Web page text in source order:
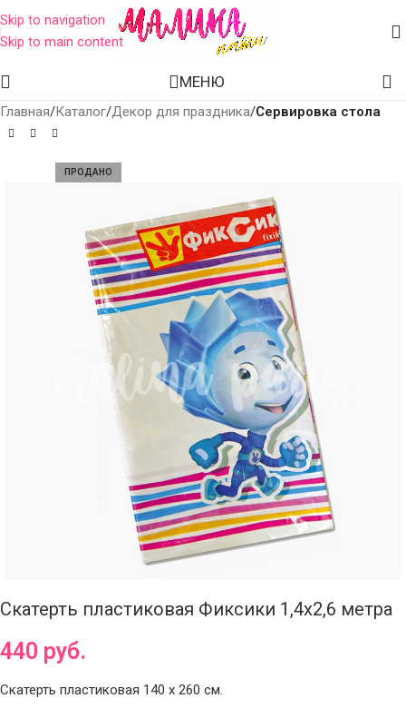
Skip to navigation
Skip to main content
МЕНЮ
Главная Каталог Декор для праздника Сервировка стола
ПРОДАНО
Скатерть пластиковая Фиксики 1,4х2,6 метра
440 руб.
Скатерть пластиковая 140 х 260 см.